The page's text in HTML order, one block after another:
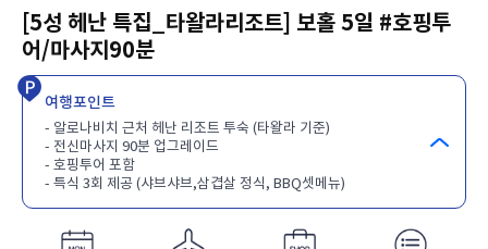
[5성 헤난 특집_타왈라리조트] 보홀 5일 #호핑투
어/마사지90분
여행포인트
- 알로나비치 근처 헤난 리조트 투숙 (타왈라 기준)
- 전신마사지 90분 업그레이드
- 호핑투어 포함
- 특식 3회 제공 (샤브샤브,삼겹살 정식, BBQ셋메뉴)